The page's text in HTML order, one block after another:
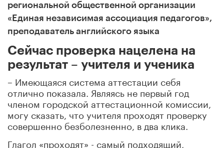
региональной общественной организации
«Единая независимая ассоциация педагогов»,
преподаватель английского языка
Сейчас проверка нацелена на
результат – учителя и ученика
– Имеющаяся система аттестации себя
отлично показала. Являясь не первый год
членом городской аттестационной комиссии,
могу сказать, что учителя проходят проверку
совершенно безболезненно, в два клика.
Глагол «проходят» - самый подходящий,